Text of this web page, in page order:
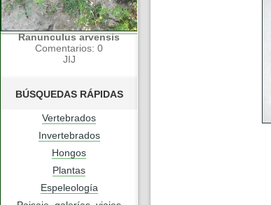
Ranunculus arvensis
Comentarios: 0
JIJ
BÚSQUEDAS RÁPIDAS
Vertebrados
Invertebrados
Hongos
Plantas
Espeleología